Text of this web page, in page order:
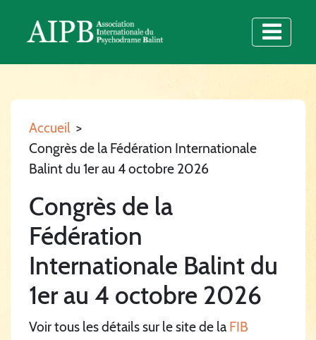
Accueil >
Congrès de la Fédération Internationale
Balint du 1er au 4 octobre 2026
Congrès de la
Fédération
Internationale Balint du
1er au 4 octobre 2026
Voir tous les détails sur le site de la FIB